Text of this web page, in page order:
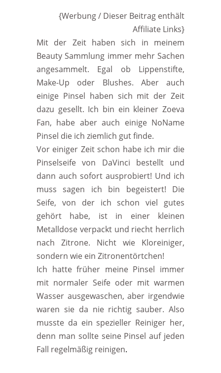
{Werbung / Dieser Beitrag enthält
Affiliate Links}
Mit der Zeit haben sich in meinem
Beauty Sammlung immer mehr Sachen
angesammelt. Egal ob Lippenstifte,
Make-Up oder Blushes. Aber auch
einige Pinsel haben sich mit der Zeit
dazu gesellt. Ich bin ein kleiner Zoeva
Fan, habe aber auch einige NoName
Pinsel die ich ziemlich gut finde.
Vor einiger Zeit schon habe ich mir die
Pinselseife von DaVinci bestellt und
dann auch sofort ausprobiert! Und ich
muss sagen ich bin begeistert! Die
Seife, von der ich schon viel gutes
gehört habe, ist in einer kleinen
Metalldose verpackt und riecht herrlich
nach Zitrone. Nicht wie Kloreiniger,
sondern wie ein Zitronentörtchen!
Ich hatte früher meine Pinsel immer
mit normaler Seife oder mit warmen
Wasser ausgewaschen, aber irgendwie
waren sie da nie richtig sauber. Also
musste da ein spezieller Reiniger her,
denn man sollte seine Pinsel auf jeden
Fall regelmäßig reinigen.